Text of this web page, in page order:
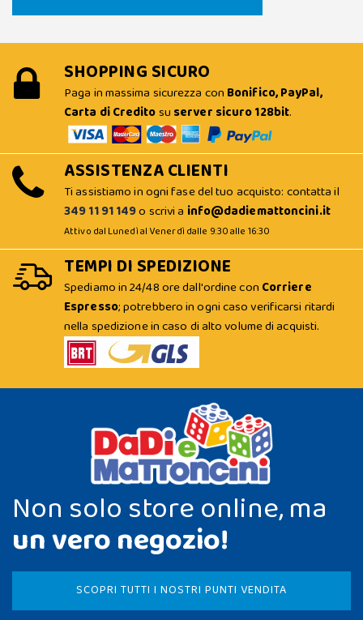
SHOPPING SICURO
Paga in massima sicurezza con Bonifico, PayPal,
Carta di Creditosu server sicuro 128bit.
ASSISTENZA CLIENTI
Ti assistiamo in ogni fase del tuo acquisto: contatta il
349 11 91 149o scrivi a info@dadiemattoncini.it
Attivo dal Lunedì al Venerdì dalle 9:30 alle 16:30
TEMPI DI SPEDIZIONE
Spediamo in 24/48 ore dall'ordine con Corriere
Espresso; potrebbero in ogni caso verificarsi ritardi
nella spedizione in caso di alto volume di acquisti.
Non solo store online, ma
un vero negozio!
SCOPRI TUTTI I NOSTRI PUNTI VENDITA